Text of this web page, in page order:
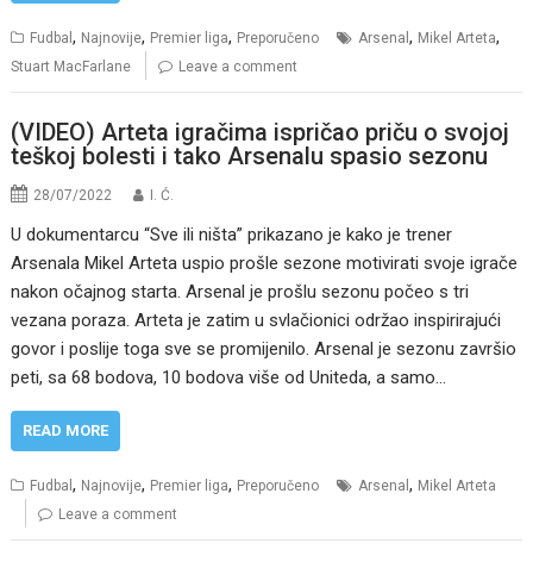
Fudbal, Najnovije, Premier liga, Preporučeno Arsenal, Mikel Arteta,
Stuart MacFarlane Leave a comment
(VIDEO) Arteta igračima ispričao priču o svojoj
teškoj bolesti i tako Arsenalu spasio sezonu
28/07/2022 I. Ć.
U dokumentarcu “Sve ili ništa” prikazano je kako je trener
Arsenala Mikel Arteta uspio prošle sezone motivirati svoje igrače
nakon očajnog starta. Arsenal je prošlu sezonu počeo s tri
vezana poraza. Arteta je zatim u svlačionici održao inspirirajući
govor i poslije toga sve se promijenilo. Arsenal je sezonu završio
peti, sa 68 bodova, 10 bodova više od Uniteda, a samo…
READ MORE
Fudbal, Najnovije, Premier liga, Preporučeno Arsenal, Mikel Arteta
Leave a comment